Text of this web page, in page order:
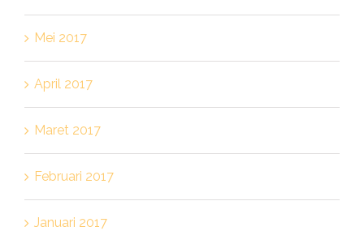
Mei 2017
April 2017
Maret 2017
Februari 2017
Januari 2017